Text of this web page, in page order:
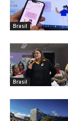
Brasil
Brasil